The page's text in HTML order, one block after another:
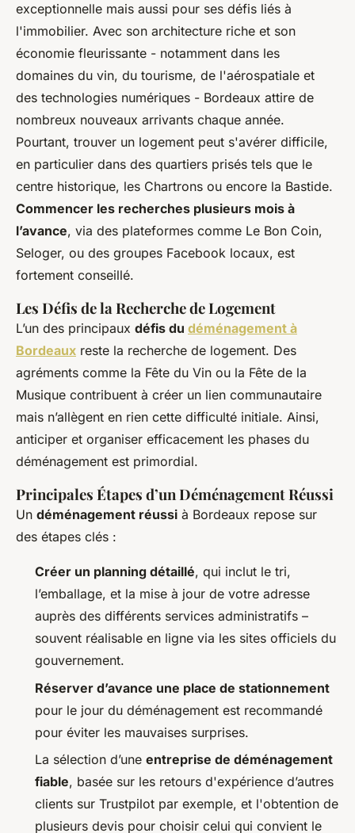
exceptionnelle mais aussi pour ses défis liés à
l'immobilier. Avec son architecture riche et son
économie fleurissante - notamment dans les
domaines du vin, du tourisme, de l'aérospatiale et
des technologies numériques - Bordeaux attire de
nombreux nouveaux arrivants chaque année.
Pourtant, trouver un logement peut s'avérer difficile,
en particulier dans des quartiers prisés tels que le
centre historique, les Chartrons ou encore la Bastide.
Commencer les recherches plusieurs mois à
l’avance, via des plateformes comme Le Bon Coin,
Seloger, ou des groupes Facebook locaux, est
fortement conseillé.
Les Défis de la Recherche de Logement
L’un des principaux défis du déménagement à
Bordeaux reste la recherche de logement. Des
agréments comme la Fête du Vin ou la Fête de la
Musique contribuent à créer un lien communautaire
mais n’allègent en rien cette difficulté initiale. Ainsi,
anticiper et organiser efficacement les phases du
déménagement est primordial.
Principales Étapes d’un Déménagement Réussi
Un déménagement réussi à Bordeaux repose sur
des étapes clés :
Créer un planning détaillé, qui inclut le tri,
l’emballage, et la mise à jour de votre adresse
auprès des différents services administratifs –
souvent réalisable en ligne via les sites officiels du
gouvernement.
Réserver d’avance une place de stationnement
pour le jour du déménagement est recommandé
pour éviter les mauvaises surprises.
La sélection d’une entreprise de déménagement
fiable, basée sur les retours d'expérience d’autres
clients sur Trustpilot par exemple, et l'obtention de
plusieurs devis pour choisir celui qui convient le